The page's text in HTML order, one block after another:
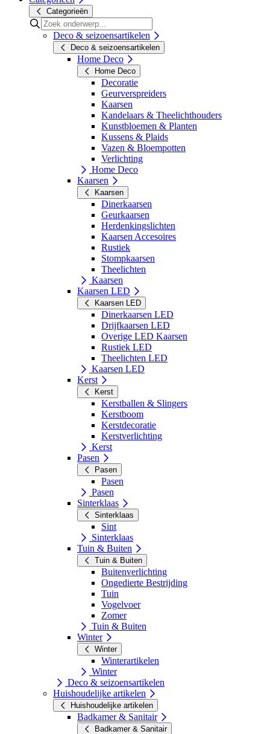
Categorieën
Deco & seizoensartikelen
Deco & seizoensartikelen
Home Deco
Home Deco
Decoratie
Geurverspreiders
Kaarsen
Kandelaars & Theelichthouders
Kunstbloemen & Planten
Kussens & Plaids
Vazen & Bloempotten
Verlichting
Home Deco
Kaarsen
Kaarsen
Dinerkaarsen
Geurkaarsen
Herdenkingslichten
Kaarsen Accesoires
Rustiek
Stompkaarsen
Theelichten
Kaarsen
Kaarsen LED
Kaarsen LED
Dinerkaarsen LED
Drijfkaarsen LED
Overige LED Kaarsen
Rustiek LED
Theelichten LED
Kaarsen LED
Kerst
Kerst
Kerstballen & Slingers
Kerstboom
Kerstdecoratie
Kerstverlichting
Kerst
Pasen
Pasen
Pasen
Pasen
Sinterklaas
Sinterklaas
Sint
Sinterklaas
Tuin & Buiten
Tuin & Buiten
Buitenverlichting
Ongedierte Bestrijding
Tuin
Vogelvoer
Zomer
Tuin & Buiten
Winter
Winter
Winterartikelen
Winter
Deco & seizoensartikelen
Huishoudelijke artikelen
Huishoudelijke artikelen
Badkamer & Sanitair
Badkamer & Sanitair